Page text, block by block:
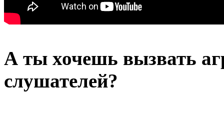
А ты хочешь вызвать
слушателей?